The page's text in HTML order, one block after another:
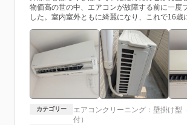
物価高の世の中、エアコンが故障する前に一度
した。室内室外ともに綺麗になり、これで16歳
2台お願いしたのに、とてもスピーディでした。
いました。※綺麗になった写真はとったのです
フォーの写真もとればよかったなと思いました(
カテゴリー
エアコンクリーニング：壁掛け型
付）